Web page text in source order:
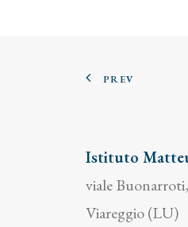
PREV
Istituto
viale
Viareggio (LU)